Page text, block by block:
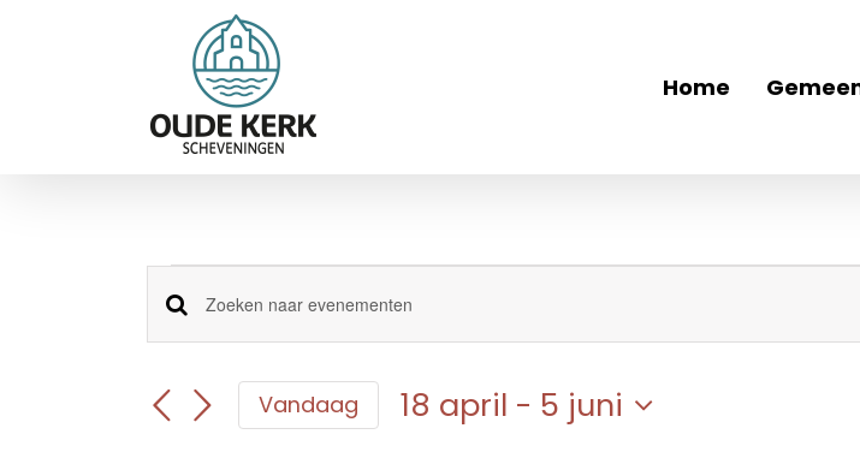
Home
Evenementen
Evenementen
Zoeken
en
weergeven
Vul
een
in.
Zoek
Vandaag 18 april - 5 juni